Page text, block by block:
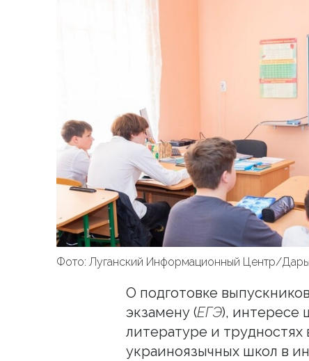
Фото: Луганский Информационный Центр/
О подготовке
экзамену (ЕГЭ), интересе
литературе и трудностях
украиноязычных школ в